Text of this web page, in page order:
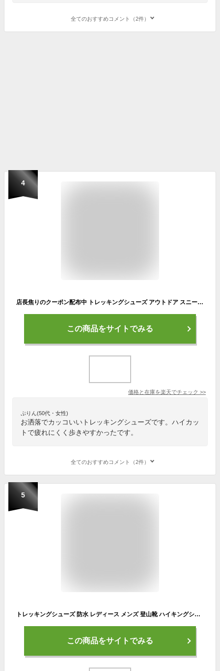
全てのおすすめコメント（2件）
4
店長焦りのクーポン配布中 トレッキングシューズ アウトドア スニーカー | 靴 登山靴 トレッキング 登山 山登り レディース ユニセックス ハイカット 撥水 初心者
この商品をサイトでみる
価格と在庫を楽天でチェック >>
ぷりん(50代・女性)
お洒落でカッコいいトレッキングシューズです。ハイカッ
トで疲れにくく歩きやすかったです。
全てのおすすめコメント（2件）
5
トレッキングシューズ 防水 レディース メンズ 登山靴 ハイキングシューズ 軽量 防滑底 衝撃吸収ソール ハイカットスニーカー おしゃれ 5色 23~28cm MOUNTEK マウンテック mt1940｜正規販売店
この商品をサイトでみる